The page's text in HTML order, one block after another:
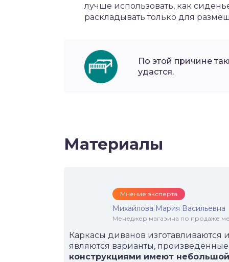
лучше использовать, как
раскладывать только для
По этой причине
удастся.
Материалы
Мнение эксперта
Михайлова Мария Васильевна
Менеджер магазина по продаже
Каркасы диванов
являются варианты,
конструкциями имеют